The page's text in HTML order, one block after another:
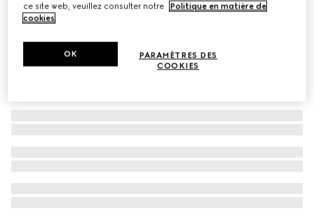
ce site web, veuillez consulter notre
Politique en matière de
cookies.
PARAMÈTRES DES
COOKIES
OK